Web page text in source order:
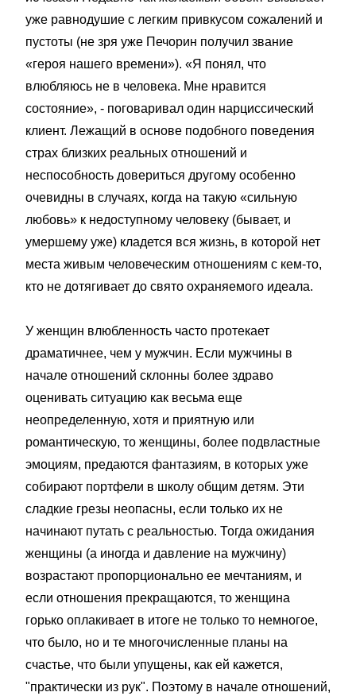
уже равнодушие с легким привкусом сожалений и
пустоты (не зря уже Печорин получил звание
«героя нашего времени»). «Я понял, что
влюбляюсь не в человека. Мне нравится
состояние», - поговаривал один нарциссический
клиент. Лежащий в основе подобного поведения
страх близких реальных отношений и
неспособность довериться другому особенно
очевидны в случаях, когда на такую «сильную
любовь» к недоступному человеку (бывает, и
умершему уже) кладется вся жизнь, в которой нет
места живым человеческим отношениям с кем-то,
кто не дотягивает до свято охраняемого идеала.
У женщин влюбленность часто протекает
драматичнее, чем у мужчин. Если мужчины в
начале отношений склонны более здраво
оценивать ситуацию как весьма еще
неопределенную, хотя и приятную или
романтическую, то женщины, более подвластные
эмоциям, предаются фантазиям, в которых уже
собирают портфели в школу общим детям. Эти
сладкие грезы неопасны, если только их не
начинают путать с реальностью. Тогда ожидания
женщины (а иногда и давление на мужчину)
возрастают пропорционально ее мечтаниям, и
если отношения прекращаются, то женщина
горько оплакивает в итоге не только то немногое,
что было, но и те многочисленные планы на
счастье, что были упущены, как ей кажется,
"практически из рук". Поэтому в начале отношений,